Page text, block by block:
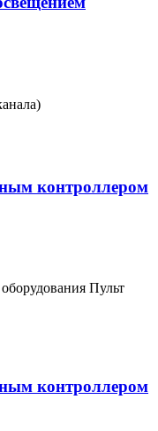
контроллером
Пульт
контроллером